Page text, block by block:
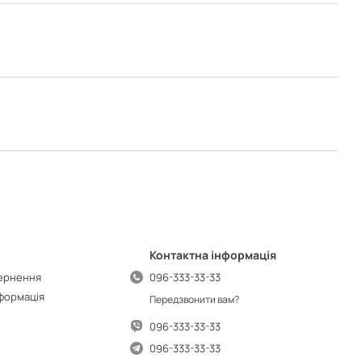
Контактна інформація
096-333-33-33
Передзвонити вам?
096-333-33-33
096-333-33-33